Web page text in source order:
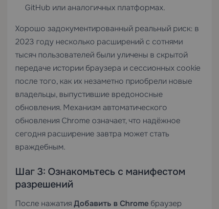
GitHub или аналогичных платформах.
Хорошо задокументированный реальный риск: в
2023 году несколько расширений с сотнями
тысяч пользователей были уличены в скрытой
передаче истории браузера и сессионных cookie
после того, как их незаметно приобрели новые
владельцы, выпустившие вредоносные
обновления. Механизм автоматического
обновления Chrome означает, что надёжное
сегодня расширение завтра может стать
враждебным.
Шаг 3: Ознакомьтесь с манифестом
разрешений
После нажатияДобавить в Chrome браузер